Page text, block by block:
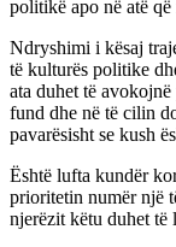
politikë apo në atë
Ndryshimi i kësaj
të kulturës politike
ata duhet të
fund dhe në të cilin
pavarësisht se kush
Është lufta kundër
prioritetin numër një
njerëzit këtu duhet të